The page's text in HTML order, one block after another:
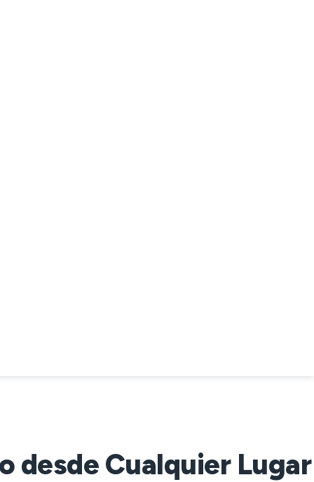
desde Cualquier Lugar